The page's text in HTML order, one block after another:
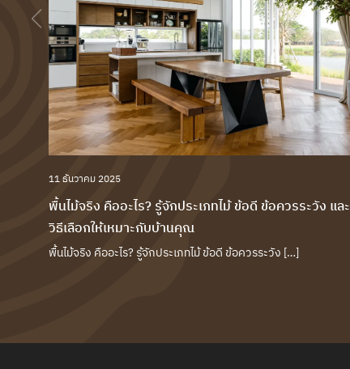
11 ธันวาคม 2025
พื้นไม้จริง คืออะไร? รู้จักประเภทไม้ ข้อดี ข้อควรระวัง และ
วิธีเลือกให้เหมาะกับบ้านคุณ
พื้นไม้จริง คืออะไร? รู้จักประเภทไม้ ข้อดี ข้อควรระวัง […]